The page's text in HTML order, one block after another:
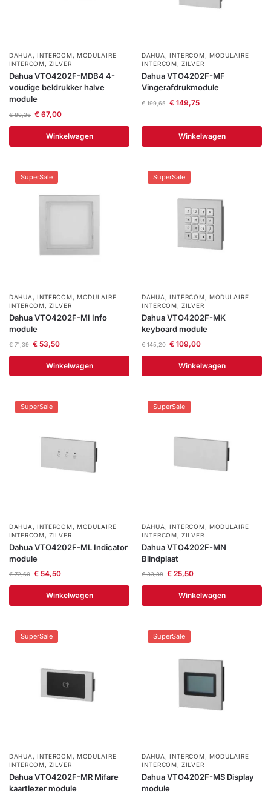
DAHUA , INTERCOM , MODULAIRE
INTERCOM ,ZILVER
Dahua VTO4202F-MDB4 4-
voudige beldrukker halve
module
€89,36 €67,00
Winkelwagen
DAHUA , INTERCOM , MODULAIRE
INTERCOM ,ZILVER
Dahua VTO4202F-MF
Vingerafdrukmodule
€199,65 €149,75
Winkelwagen
SuperSale
DAHUA , INTERCOM, MODULAIRE
INTERCOM,ZILVER
Dahua VTO4202F-MI Info
module
€71,39 €53,50
Winkelwagen
SuperSale
DAHUA , INTERCOM, MODULAIRE
INTERCOM,ZILVER
Dahua VTO4202F-MK
keyboard module
€145,20 €109,00
Winkelwagen
SuperSale
DAHUA , INTERCOM, MODULAIRE
INTERCOM,ZILVER
Dahua VTO4202F-ML Indicator
module
€72,60 €54,50
Winkelwagen
SuperSale
DAHUA , INTERCOM, MODULAIRE
INTERCOM,ZILVER
Dahua VTO4202F-MN
Blindplaat
€33,88 €25,50
Winkelwagen
SuperSale
DAHUA , INTERCOM, MODULAIRE
INTERCOM,ZILVER
Dahua VTO4202F-MR Mifare
kaartlezer module
SuperSale
DAHUA , INTERCOM, MODULAIRE
INTERCOM,ZILVER
Dahua VTO4202F-MS Display
module